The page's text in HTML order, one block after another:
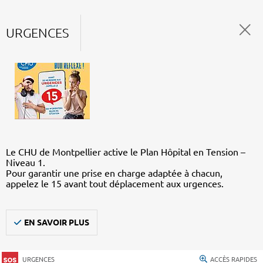
URGENCES
Le CHU de Montpellier active le Plan Hôpital en Tension –
Niveau 1.
Pour garantir une prise en charge adaptée à chacun,
appelez le 15 avant tout déplacement aux urgences.
EN SAVOIR PLUS
URGENCES ACCÈS RAPIDES